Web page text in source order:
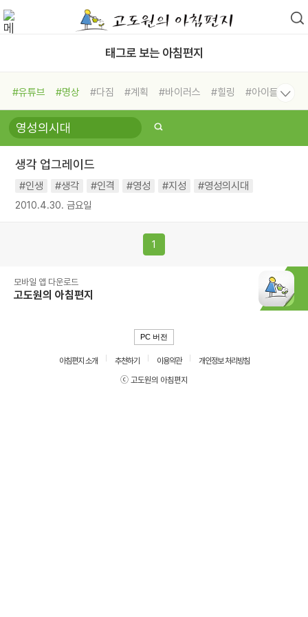
태그로 보는 아침편지
#유튜브 #명상 #다짐 #계획 #바이러스 #힐링
#아이들
#비전캠프
#독서캠프 #삶
#희망
#나눔 #친구 #링컨학교
#독서
#건강 #면역력
생각 업그레이드
#인생 #생각 #인격 #영성 #지성 #영성의시대
2010.4.30. 금요일
1
모바일 앱 다운로드
고도원의 아침편지
PC 버전
아침편지 소개 추천하기 이용약관
개인정보 처리방침
ⓒ 고도원의 아침편지